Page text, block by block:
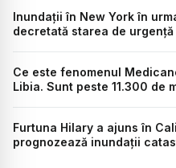
Inundații în New York în
decretată starea de urgență
Ce este fenomenul
Libia. Sunt peste 11.300 de
Furtuna Hilary a ajuns în
prognozează inundații